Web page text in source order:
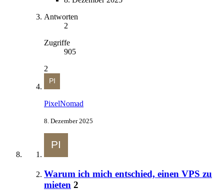
Antworten
2
Zugriffe
905
2
PixelNomad
8. Dezember 2025
Warum ich mich entschied, einen VPS zu
mieten 2